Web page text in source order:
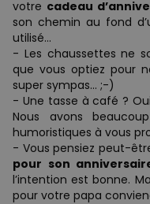
votre cadeau
son chemin au fond
utilisé…
- Les chaussettes ne
que vous optiez pour
super sympas… ;-)
- Une tasse à café ?
Nous avons
humoristiques à vous
- Vous pensiez peut-
pour son
l’intention est bonne.
pour votre papa